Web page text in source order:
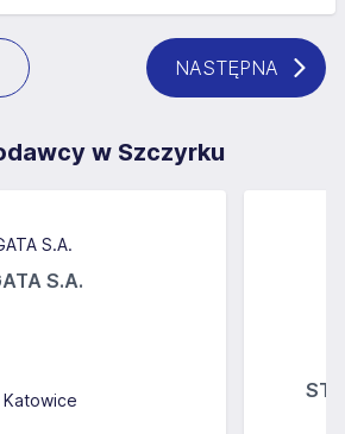
NASTĘPNA
w Szczyrku
S.A.
Katowice